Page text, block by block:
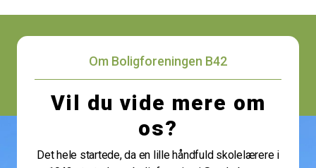
Om Boligforeningen B42
Vil du vide mere om
os?
Det hele startede, da en lille håndfuld skolelærere i